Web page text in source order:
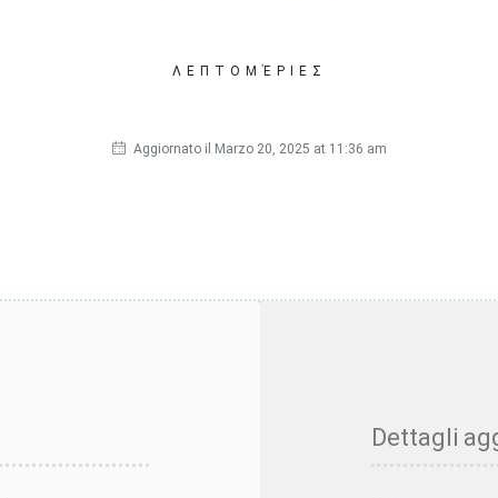
ΛΕΠΤΟΜΈΡΙΕΣ
Aggiornato il Marzo 20, 2025 at 11:36 am
Dettagli